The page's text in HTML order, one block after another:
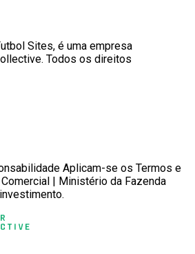
Sites, é uma empresa
Todos os direitos
Aplicam-se os Termos e
| Ministério da Fazenda